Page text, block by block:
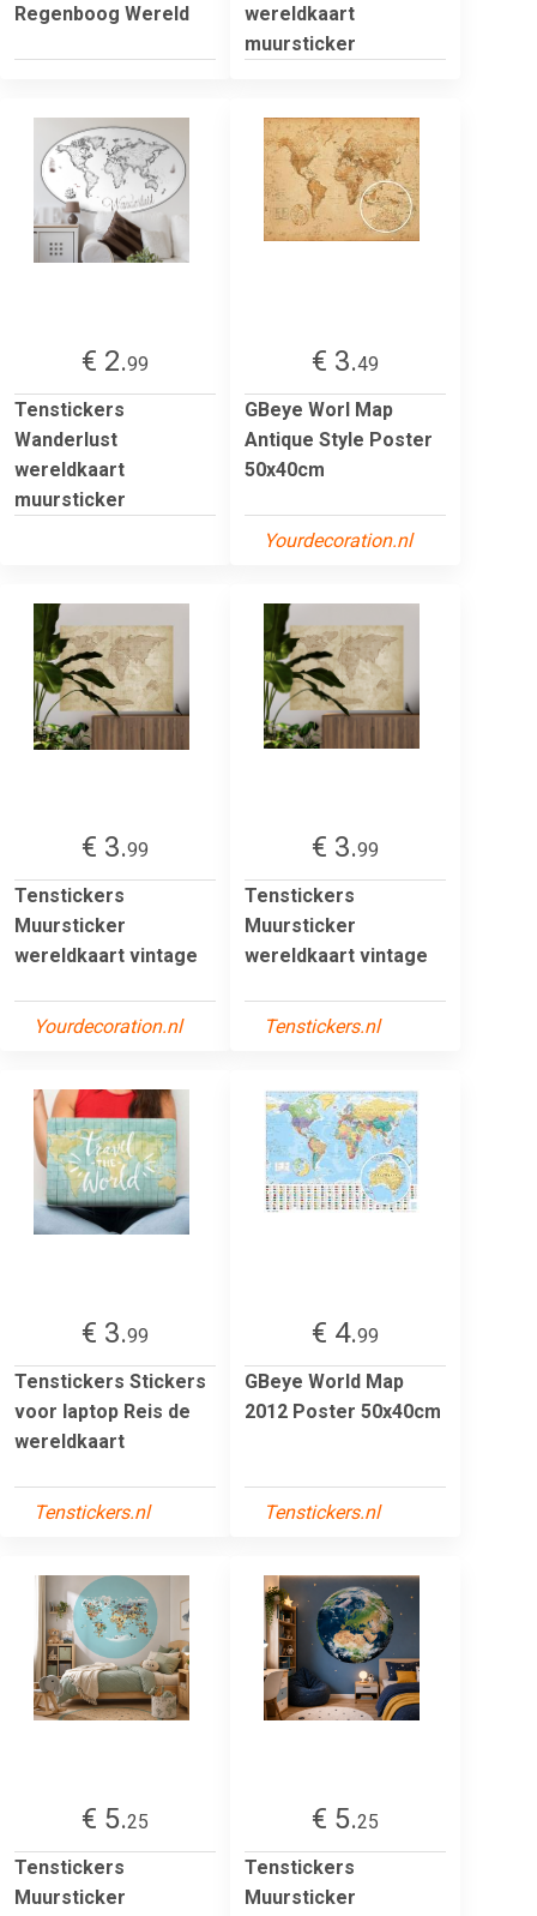
Regenboog Wereld
wereldkaart
muursticker
€ 2.99
Tenstickers
Wanderlust
wereldkaart
muursticker
€ 3.49
GBeye Worl Map
Antique Style Poster
50x40cm
Yourdecoration.nl
€ 3.99
Tenstickers
Muursticker
wereldkaart vintage
Yourdecoration.nl
€ 3.99
Tenstickers
Muursticker
wereldkaart vintage
Tenstickers.nl
€ 3.99
Tenstickers Stickers
voor laptop Reis de
wereldkaart
Tenstickers.nl
€ 4.99
GBeye World Map
2012 Poster 50x40cm
Tenstickers.nl
€ 5.25
Tenstickers
Muursticker
€ 5.25
Tenstickers
Muursticker